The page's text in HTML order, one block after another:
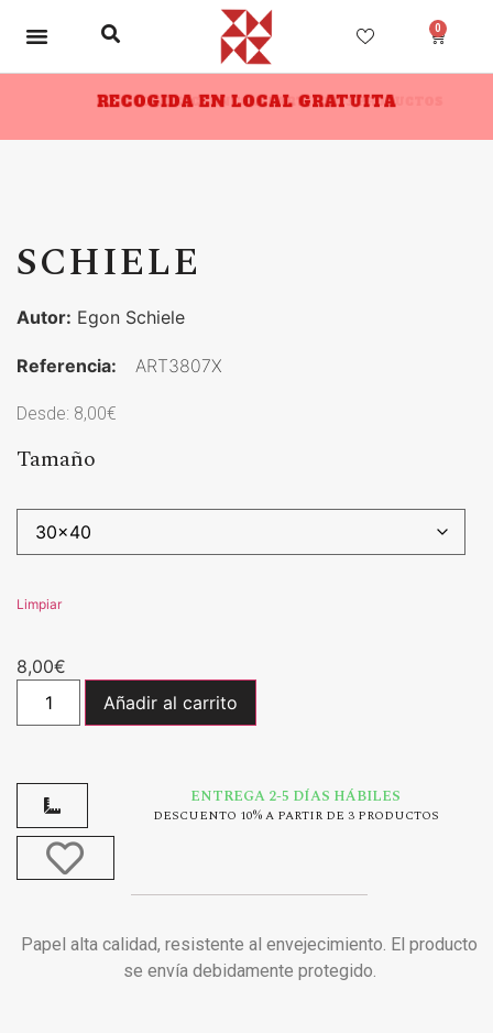
0
10% DESCUENTO A PARTIR DE 3 PRODUCTOS
RECOGIDA EN LOCAL GRATUITA
SCHIELE
Autor: Egon Schiele
Referencia: ART3807X
Desde: 8,00€
Tamaño
Limpiar
8,00€
Añadir al carrito
ENTREGA 2-5 DÍAS HÁBILES
DESCUENTO 10% A PARTIR DE 3 PRODUCTOS
Papel alta calidad, resistente al envejecimiento. El producto
se envía debidamente protegido.